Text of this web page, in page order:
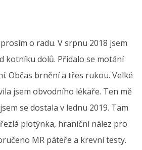
o radu. V srpnu 2018 jsem
kotníku dolů. Přidalo se motání
Občas brnění a třes rukou. Velké
jsem obvodního lékaře. Ten mě
se dostala v lednu 2019. Tam
plotýnka, hraniční nález pro
MR páteře a krevní testy.